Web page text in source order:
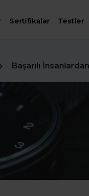
Sertifikalar Testler
Başarılı